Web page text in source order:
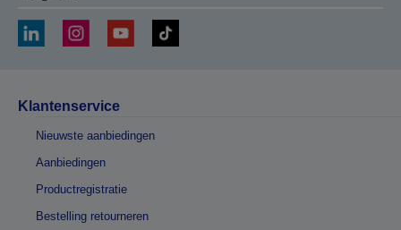
Klantenservice
Nieuwste aanbiedingen
Aanbiedingen
Productregistratie
Bestelling retourneren